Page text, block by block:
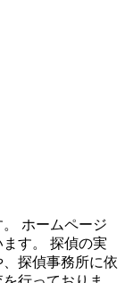
ホームページ
す。 探偵の実
探偵事務所に依